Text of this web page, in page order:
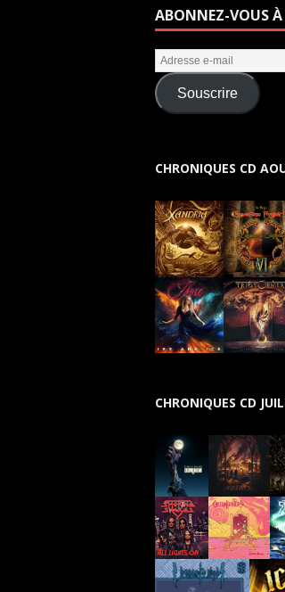
ABONNEZ-VOUS À
Souscrire
CHRONIQUES CD
CHRONIQUES CD